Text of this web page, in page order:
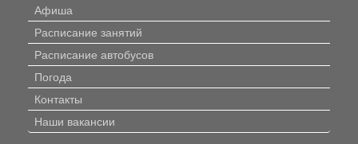
Афиша
Расписание занятий
Расписание автобусов
Погода
Контакты
Наши вакансии